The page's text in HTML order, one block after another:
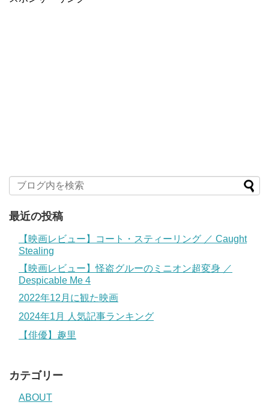
最近の投稿
【映画レビュー】コート・スティーリング ／ Caught
Stealing
【映画レビュー】怪盗グルーのミニオン超変身 ／
Despicable Me 4
2022年12月に観た映画
2024年1月 人気記事ランキング
【俳優】趣里
カテゴリー
ABOUT